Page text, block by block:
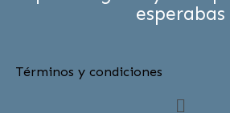
esperabas
Términos y condiciones
Menú